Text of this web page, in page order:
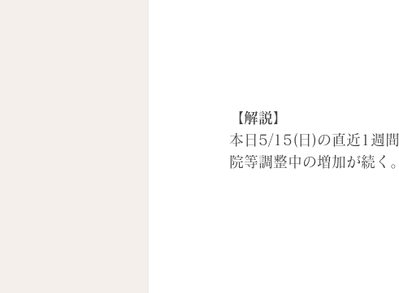
【解説】
本日5/15(日)の直近1週
院等調整中の増加が続く